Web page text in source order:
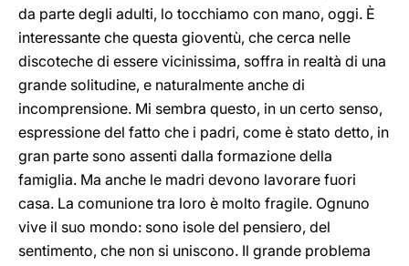
da parte degli adulti, lo tocchiamo con mano, oggi. È
interessante che questa gioventù, che cerca nelle
discoteche di essere vicinissima, soffra in realtà di una
grande solitudine, e naturalmente anche di
incomprensione. Mi sembra questo, in un certo senso,
espressione del fatto che i padri, come è stato detto, in
gran parte sono assenti dalla formazione della
famiglia. Ma anche le madri devono lavorare fuori
casa. La comunione tra loro è molto fragile. Ognuno
vive il suo mondo: sono isole del pensiero, del
sentimento, che non si uniscono. Il grande problema